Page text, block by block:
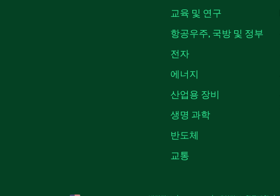
교육 및 연구
항공우주, 국방 및 정부
전자
에너지
산업용 장비
생명 과학
반도체
교통